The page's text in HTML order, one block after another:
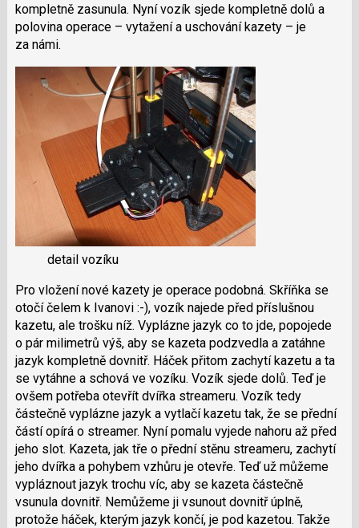
kompletně zasunula. Nyní vozík sjede kompletně dolů a
polovina operace – vytažení a uschování kazety – je
za námi.
detail vozíku
Pro vložení nové kazety je operace podobná. Skříňka se
otočí čelem k Ivanovi :-), vozík najede před příslušnou
kazetu, ale trošku níž. Vyplázne jazyk co to jde, popojede
o pár milimetrů výš, aby se kazeta podzvedla a zatáhne
jazyk kompletně dovnitř. Háček přitom zachytí kazetu a ta
se vytáhne a schová ve vozíku. Vozík sjede dolů. Teď je
ovšem potřeba otevřít dvířka streameru. Vozík tedy
částečně vyplázne jazyk a vytlačí kazetu tak, že se přední
částí opírá o streamer. Nyní pomalu vyjede nahoru až před
jeho slot. Kazeta, jak tře o přední stěnu streameru, zachytí
jeho dvířka a pohybem vzhůru je otevře. Teď už můžeme
vypláznout jazyk trochu víc, aby se kazeta částečně
vsunula dovnitř. Nemůžeme ji vsunout dovnitř úplně,
protože háček, kterým jazyk končí, je pod kazetou. Takže